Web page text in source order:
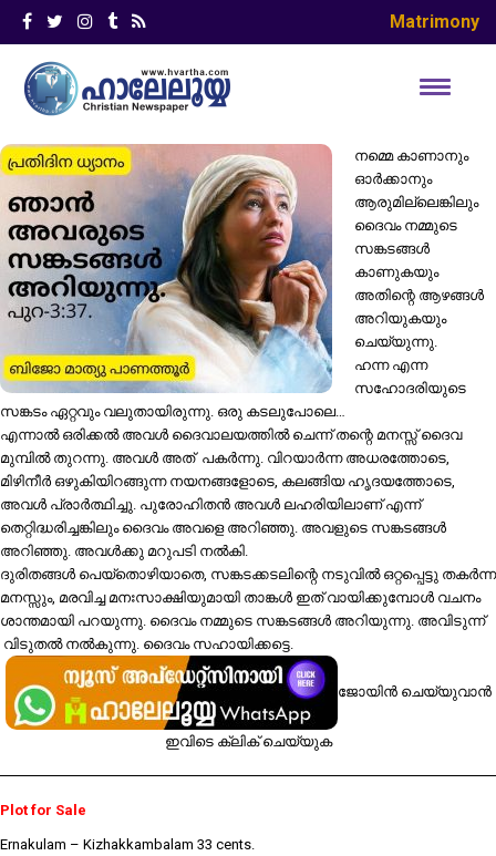
Matrimony
നമ്മെ കാണാനും
ഓർക്കാനും
ആരുമില്ലെങ്കിലും
ദൈവം നമ്മുടെ
സങ്കടങ്ങൾ
കാണുകയും
അതിന്റെ ആഴങ്ങൾ
അറിയുകയും
ചെയ്യുന്നു.
ഹന്ന എന്ന
സഹോദരിയുടെ
സങ്കടം ഏറ്റവും വലുതായിരുന്നു. ഒരു കടലുപോലെ…
എന്നാൽ ഒരിക്കൽ അവൾ ദൈവാലയത്തിൽ ചെന്ന് തന്റെ മനസ്സ് ദൈവ
മുമ്പിൽ തുറന്നു. അവൾ അത് പകർന്നു. വിറയാർന്ന അധരത്തോടെ,
മിഴിനീർ ഒഴുകിയിറങ്ങുന്ന നയനങ്ങളോടെ, കലങ്ങിയ ഹൃദയത്തോടെ,
അവൾ പ്രാർത്ഥിച്ചു. പുരോഹിതൻ അവൾ ലഹരിയിലാണ് എന്ന്
തെറ്റിദ്ധരിച്ചങ്കിലും ദൈവം അവളെ അറിഞ്ഞു. അവളുടെ സങ്കടങ്ങൾ
അറിഞ്ഞു. അവൾക്കു മറുപടി നൽകി.
ദുരിതങ്ങൾ പെയ്തൊഴിയാതെ, സങ്കടക്കടലിന്റെ നടുവിൽ ഒറ്റപ്പെട്ടു തകർന്ന
മനസ്സും, മരവിച്ച മനഃസാക്ഷിയുമായി താങ്കൾ ഇത് വായിക്കുമ്പോൾ വചനം
ശാന്തമായി പറയുന്നു. ദൈവം നമ്മുടെ സങ്കടങ്ങൾ അറിയുന്നു. അവിടുന്ന്
വിടുതൽ നൽകുന്നു. ദൈവം സഹായിക്കട്ടെ.
ജോയിൻ ചെയ്യുവാൻ
ഇവിടെ ക്ലിക് ചെയ്യുക
Plot for Sale
Ernakulam – Kizhakkambalam 33 cents.